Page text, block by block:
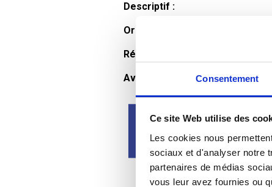
Consentement
Ce site Web utilise des
Les cookies nous
sociaux et d'analyser notre
partenaires de médias
vous leur avez fournies ou
Descriptif :
Organisation et horaires :
Rémunération :
Avantages :